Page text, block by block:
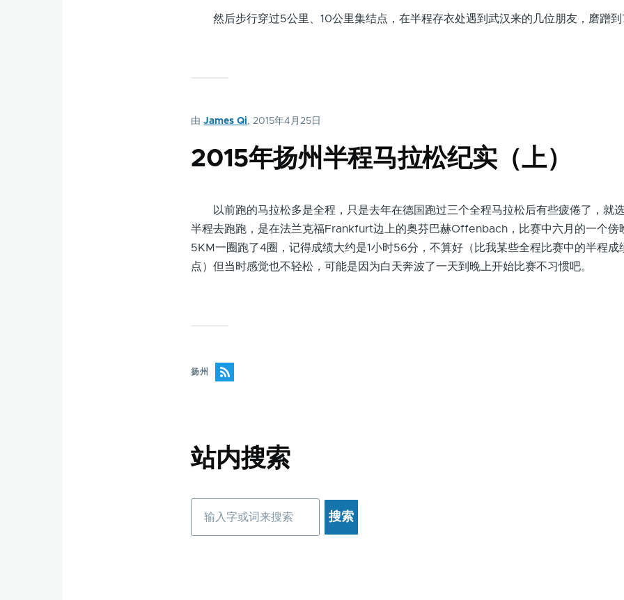
然后步行穿过5公里、10公里集结点，在半程存衣处遇到武汉来的几位朋友，磨蹭
由James Qi, 2015年4月25日
2015年扬州半程马拉松纪实（上）
以前跑的马拉松多是全程，只是去年在德国跑过三个全程马拉松后有些疲倦了，就
半程去跑跑，是在法兰克福Frankfurt边上的奥芬巴赫Offenbach，比赛中六月的一个傍
5KM一圈跑了4圈，记得成绩大约是1小时56分，不算好（比我某些全程比赛中的半程成
点）但当时感觉也不轻松，可能是因为白天奔波了一天到晚上开始比赛不习惯吧。
扬州
站内搜索